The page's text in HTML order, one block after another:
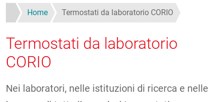
Home Termostati da laboratorio CORIO
Termostati da laboratorio
CORIO
Nei laboratori, nelle istituzioni di ricerca e nelle